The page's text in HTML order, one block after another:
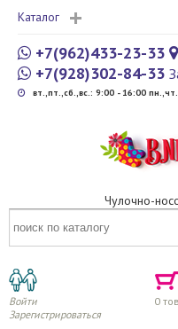
Каталог
+7(962)433-23-33
+7(928)302-84-33
вт.,пт.,сб.,вс.: 9:00 - 16:00
Чулочно-
Войти
Зарегистрироваться
0